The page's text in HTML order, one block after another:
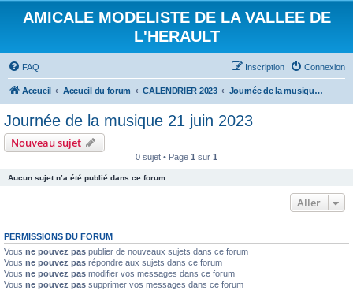
AMICALE MODELISTE DE LA VALLEE DE
L'HERAULT
FAQ Connexion
Inscription
Accueil Accueil du forum CALENDRIER 2023 Journée de la musique 21 juin 2023
Journée de la musique 21 juin 2023
Nouveau sujet
0 sujet • Page 1 sur 1
Aucun sujet n’a été publié dans ce forum.
Aller
PERMISSIONS DU FORUM
Vous ne pouvez pas publier de nouveaux sujets dans ce forum
Vous ne pouvez pas répondre aux sujets dans ce forum
Vous ne pouvez pas modifier vos messages dans ce forum
Vous ne pouvez pas supprimer vos messages dans ce forum